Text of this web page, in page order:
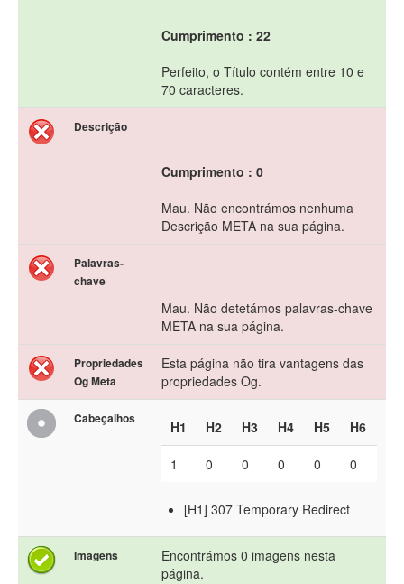
Cumprimento : 22
Perfeito, o Título contém entre 10 e
70 caracteres.
Descrição
Cumprimento : 0
Mau. Não encontrámos nenhuma
Descrição META na sua página.
Palavras-
chave
Mau. Não detetámos palavras-chave
META na sua página.
Propriedades
Og Meta
Esta página não tira vantagens das
propriedades Og.
Cabeçalhos H1 H2 H3 H4 H5 H6
1 0 0 0 0 0
[H1] 307 Temporary Redirect
Imagens
Encontrámos 0 imagens nesta
página.